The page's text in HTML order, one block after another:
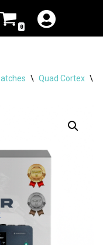
0
\ Quad Cortex \